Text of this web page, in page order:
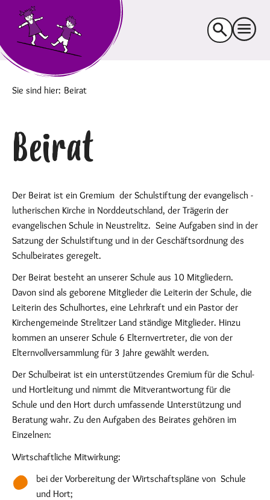
Suche
nach:
Sie sind hier: Beirat
Beirat
Der Beirat ist ein Gremium der Schulstiftung der evangelisch -
lutherischen Kirche in Norddeutschland, der Trägerin der
evangelischen Schule in Neustrelitz. Seine Aufgaben sind in der
Satzung der Schulstiftung und in der Geschäftsordnung des
Schulbeirates geregelt.
Der Beirat besteht an unserer Schule aus 10 Mitgliedern.
Davon sind als geborene Mitglieder die Leiterin der Schule, die
Leiterin des Schulhortes, eine Lehrkraft und ein Pastor der
Kirchengemeinde Strelitzer Land ständige Mitglieder. Hinzu
kommen an unserer Schule 6 Elternvertreter, die von der
Elternvollversammlung für 3 Jahre gewählt werden.
Der Schulbeirat ist ein unterstützendes Gremium für die Schul-
und Hortleitung und nimmt die Mitverantwortung für die
Schule und den Hort durch umfassende Unterstützung und
Beratung wahr. Zu den Aufgaben des Beirates gehören im
Einzelnen:
Wirtschaftliche Mitwirkung:
bei der Vorbereitung der Wirtschaftspläne von Schule
und Hort;